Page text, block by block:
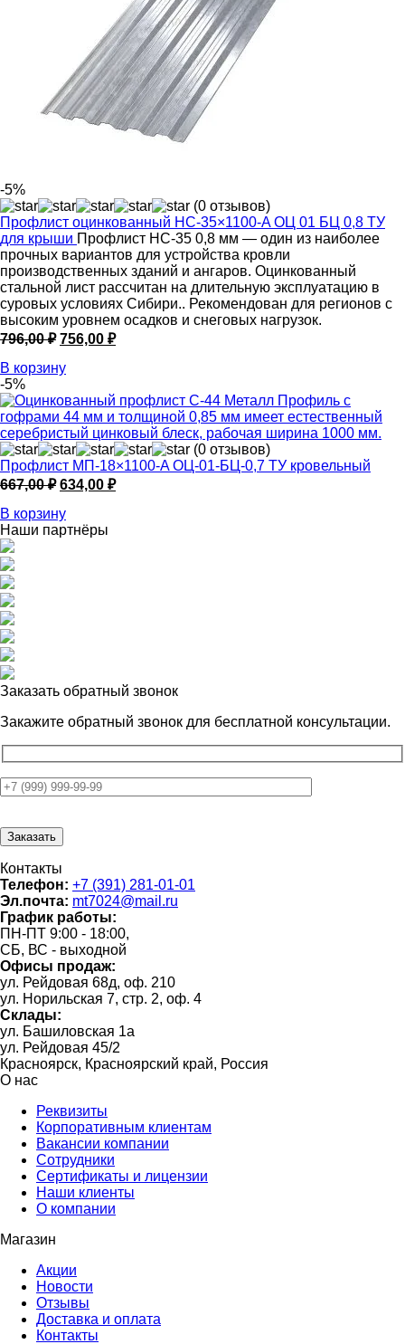
-5%
(0 отзывов)
Профлист оцинкованный НС-35×1100-A ОЦ 01 БЦ 0,8 ТУ
для крыши Профлист НС-35 0,8 мм — один из наиболее
прочных вариантов для устройства кровли
производственных зданий и ангаров. Оцинкованный
стальной лист рассчитан на длительную эксплуатацию в
суровых условиях Сибири.. Рекомендован для регионов с
высоким уровнем осадков и снеговых нагрузок.
796,00₽ Первоначальная
составляла
756,00 ₽Текущая
В корзину
-5%
(0 отзывов)
Профлист МП-18×1100-A ОЦ-01-БЦ-0,7 ТУ кровельный
667,00₽ Первоначальная
составляла
667,00 ₽.
634,00 ₽Текущая
В корзину
Наши партнёры
Заказать обратный звонок
Закажите обратный звонок для бесплатной консультации.
Контакты
Телефон: +7 (391) 281-01-01
Эл.почта: mt7024@mail.ru
График работы:
ПН-ПТ 9:00 - 18:00,
СБ, ВС - выходной
Офисы продаж:
ул. Рейдовая 68д, оф. 210
ул. Норильская 7, стр. 2, оф. 4
Склады:
ул. Башиловская 1а
ул. Рейдовая 45/2
Красноярск, Красноярский край, Россия
О нас
Реквизиты
Корпоративным клиентам
Вакансии компании
Сотрудники
Сертификаты и лицензии
Наши клиенты
О компании
Магазин
Акции
Новости
Отзывы
Доставка и оплата
Контакты